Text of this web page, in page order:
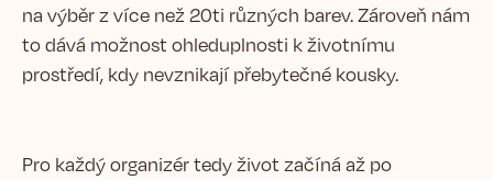
na výběr z více než 20ti různých barev. Zároveň nám
to dává možnost ohleduplnosti k životnímu
prostředí, kdy nevznikají přebytečné kousky.
Pro každý organizér tedy život začíná až po